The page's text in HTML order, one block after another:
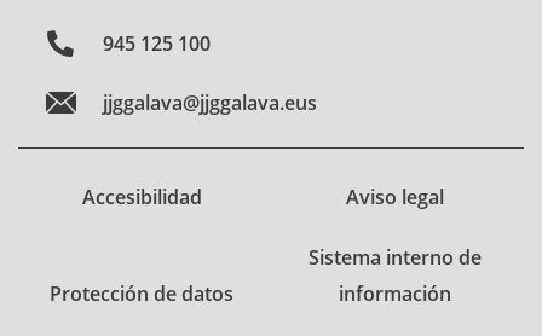
945 125 100
jjggalava@jjggalava.eus
Accesibilidad Aviso legal
Protección de datos
Sistema interno de
información